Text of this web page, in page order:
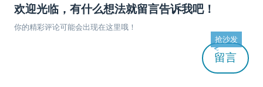
欢迎光临，有什么想法就留言告诉我吧！
你的精彩评论可能会出现在这里哦！
留言
抢沙发